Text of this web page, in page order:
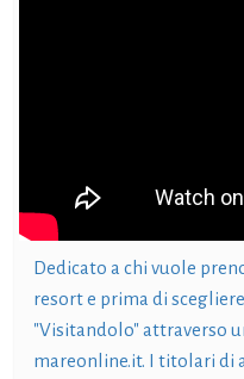
Dedicato a chi vuole
resort e prima di
"Visitandolo" attraverso
mareonline.it. I titolari di